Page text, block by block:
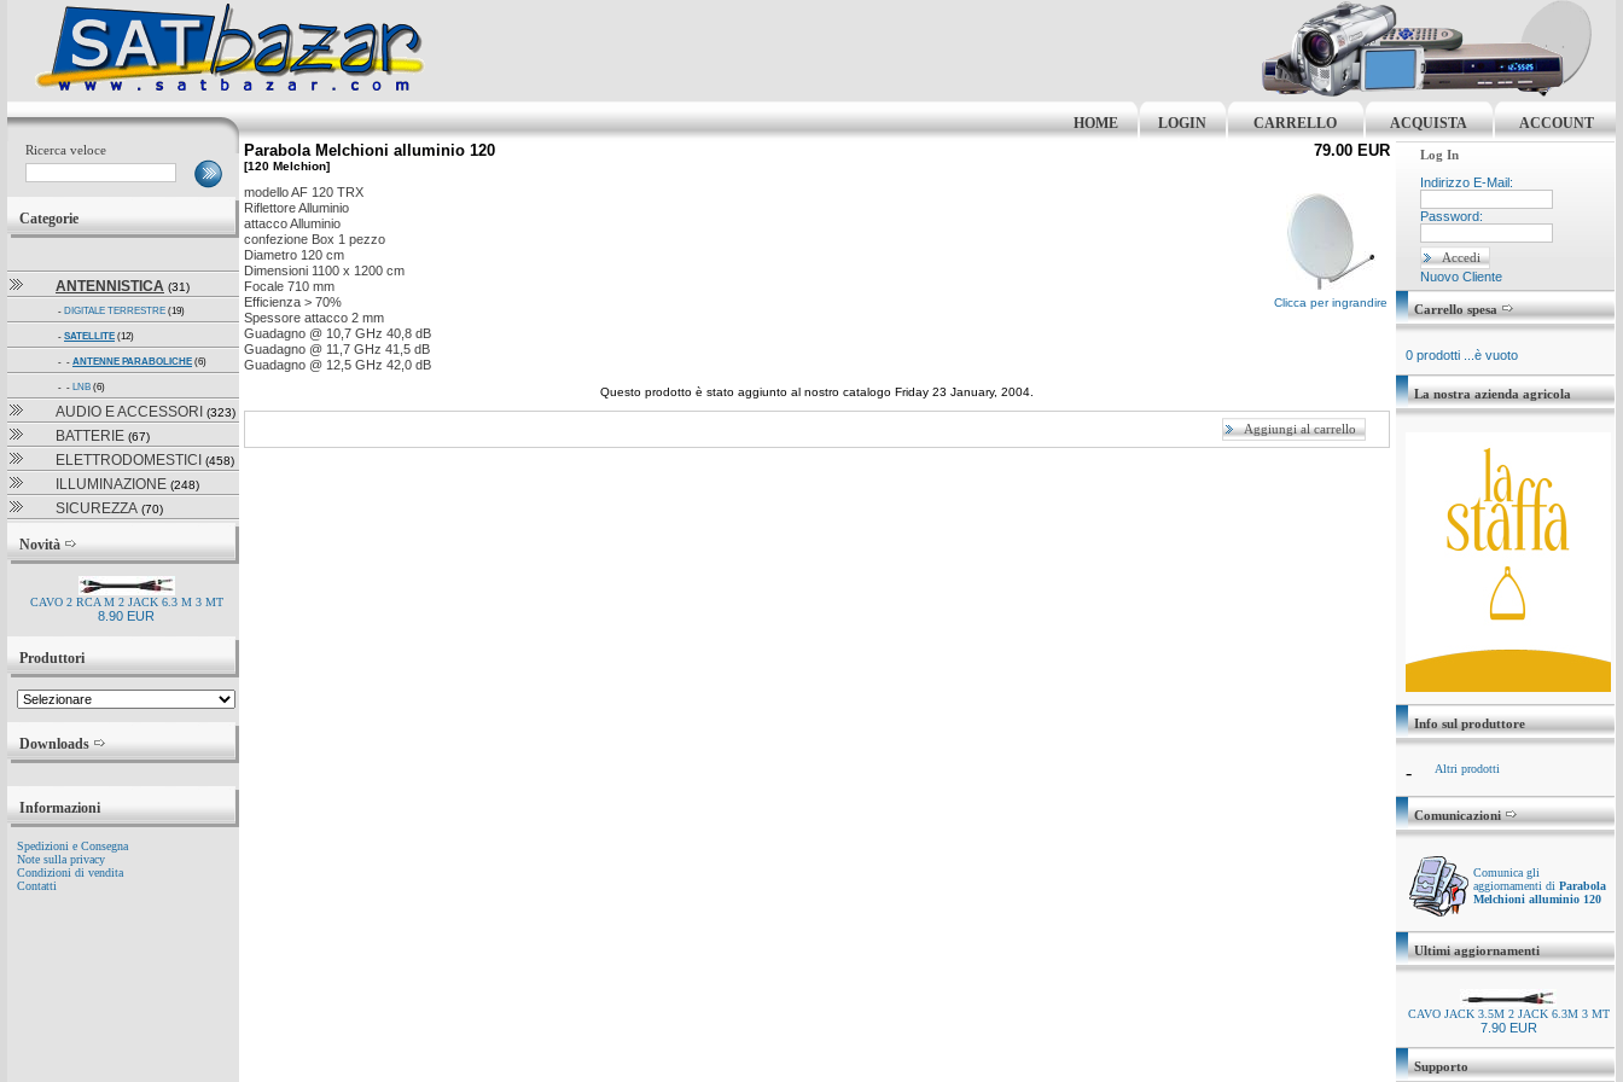
HOME LOGIN CARRELLO ACQUISTA ACCOUNT
Ricerca veloce
Categorie
ANTENNISTICA (31)
- DIGITALE TERRESTRE (19)
- SATELLITE (12)
- - ANTENNE PARABOLICHE (6)
- - LNB (6)
AUDIO E ACCESSORI (323)
BATTERIE (67)
ELETTRODOMESTICI (458)
ILLUMINAZIONE (248)
SICUREZZA (70)
Novità
CAVO 2 RCA M 2 JACK 6.3 M 3 MT
8.90 EUR
Produttori
Downloads
Informazioni
Spedizioni e Consegna
Note sulla privacy
Condizioni di vendita
Contatti
Parabola Melchioni alluminio 120
[120 Melchion]
79.00 EUR
Clicca per ingrandire
modello AF 120 TRX
Riflettore Alluminio
attacco Alluminio
confezione Box 1 pezzo
Diametro 120 cm
Dimensioni 1100 x 1200 cm
Focale 710 mm
Efficienza > 70%
Spessore attacco 2 mm
Guadagno @ 10,7 GHz 40,8 dB
Guadagno @ 11,7 GHz 41,5 dB
Guadagno @ 12,5 GHz 42,0 dB
Questo prodotto è stato aggiunto al nostro catalogo Friday 23 January, 2004.
Log In
Indirizzo E-Mail:
Password:
Nuovo Cliente
Carrello spesa
0 prodotti ...è vuoto
La nostra azienda agricola
Info sul produttore
- Altri prodotti
Comunicazioni
Comunica gli
aggiornamenti di Parabola
Melchioni alluminio 120
Ultimi aggiornamenti
CAVO JACK 3.5M 2 JACK 6.3M 3 MT
7.90 EUR
Supporto